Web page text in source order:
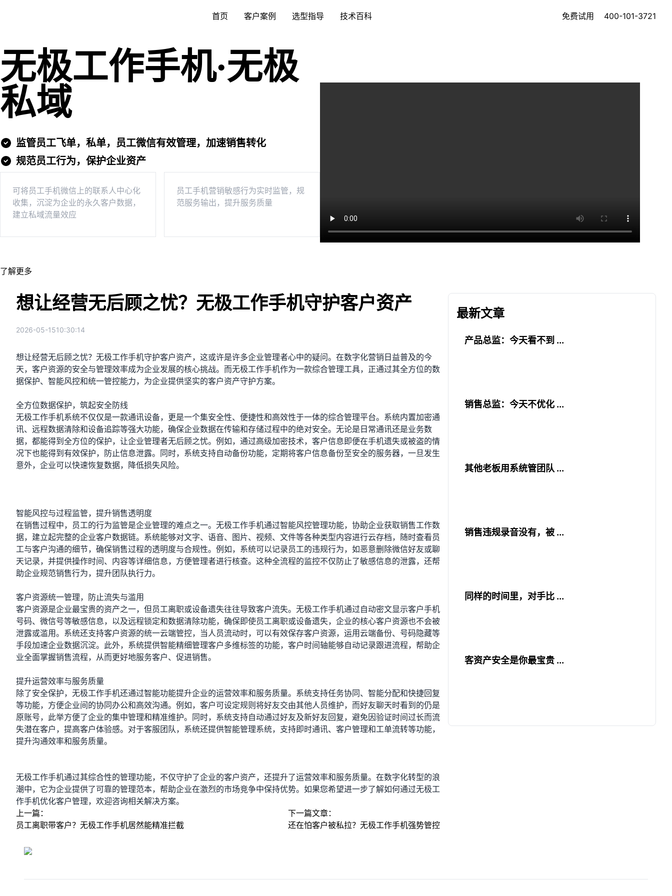
首页 客户案例 选型指导 技术百科 免费试用 400-101-3721
无极工作手机·无极
私域
监管员工飞单，私单，员工微信有效管理，加速销售转化
规范员工行为，保护企业资产
可将员工手机微信上的联系人中心化
收集，沉淀为企业的永久客户数据，
建立私域流量效应
员工手机营销敏感行为实时监管，规
范服务输出，提升服务质量
了解更多
想让经营无后顾之忧？无极工作手机守护客户资产
2026-05-1510:30:14
想让经营无后顾之忧？无极工作手机守护客户资产，这或许是许多企业管理者心中的疑问。在数字化营销日益普及的今
天，客户资源的安全与管理效率成为企业发展的核心挑战。而无极工作手机作为一款综合管理工具，正通过其全方位的数
据保护、智能风控和统一管控能力，为企业提供坚实的客户资产守护方案。
全方位数据保护，筑起安全防线
无极工作手机系统不仅仅是一款通讯设备，更是一个集安全性、便捷性和高效性于一体的综合管理平台。系统内置加密通
讯、远程数据清除和设备追踪等强大功能，确保企业数据在传输和存储过程中的绝对安全。无论是日常通讯还是业务数
据，都能得到全方位的保护，让企业管理者无后顾之忧。例如，通过高级加密技术，客户信息即便在手机遗失或被盗的情
况下也能得到有效保护，防止信息泄露。同时，系统支持自动备份功能，定期将客户信息备份至安全的服务器，一旦发生
意外，企业可以快速恢复数据，降低损失风险。
智能风控与过程监管，提升销售透明度
在销售过程中，员工的行为监管是企业管理的难点之一。无极工作手机通过智能风控管理功能，协助企业获取销售工作数
据，建立起完整的企业客户数据链。系统能够对文字、语音、图片、视频、文件等各种类型内容进行云存档，随时查看员
工与客户沟通的细节，确保销售过程的透明度与合规性。例如，系统可以记录员工的违规行为，如恶意删除微信好友或聊
天记录，并提供操作时间、内容等详细信息，方便管理者进行核查。这种全流程的监控不仅防止了敏感信息的泄露，还帮
助企业规范销售行为，提升团队执行力。
客户资源统一管理，防止流失与滥用
客户资源是企业最宝贵的资产之一，但员工离职或设备遗失往往导致客户流失。无极工作手机通过自动密文显示客户手机
号码、微信号等敏感信息，以及远程锁定和数据清除功能，确保即使员工离职或设备遗失，企业的核心客户资源也不会被
泄露或滥用。系统还支持客户资源的统一云端管控，当人员流动时，可以有效保存客户资源，运用云端备份、号码隐藏等
手段加速企业数据沉淀。此外，系统提供智能精细管理客户多维标签的功能，客户时间轴能够自动记录跟进流程，帮助企
业全面掌握销售流程，从而更好地服务客户、促进销售。
提升运营效率与服务质量
除了安全保护，无极工作手机还通过智能功能提升企业的运营效率和服务质量。系统支持任务协同、智能分配和快捷回复
等功能，方便企业间的协同办公和高效沟通。例如，客户可设定规则将好友交由其他人员维护，而好友聊天时看到的仍是
原账号，此举方便了企业的集中管理和精准维护。同时，系统支持自动通过好友及新好友回复，避免因验证时间过长而流
失潜在客户，提高客户体验感。对于客服团队，系统还提供智能管理系统，支持即时通讯、客户管理和工单流转等功能，
提升沟通效率和服务质量。
无极工作手机通过其综合性的管理功能，不仅守护了企业的客户资产，还提升了运营效率和服务质量。在数字化转型的浪
潮中，它为企业提供了可靠的管理范本，帮助企业在激烈的市场竞争中保持优势。如果您希望进一步了解如何通过无极工
作手机优化客户管理，欢迎咨询相关解决方案。
上一篇：
员工离职带客户？无极工作手机居然能精准拦截
下一篇文章：
还在怕客户被私拉？无极工作手机强势管控
最新文章
产品总监：今天看不到 ...
销售总监：今天不优化 ...
其他老板用系统管团队 ...
销售违规录音没有，被 ...
同样的时间里，对手比 ...
客资产安全是你最宝贵 ...